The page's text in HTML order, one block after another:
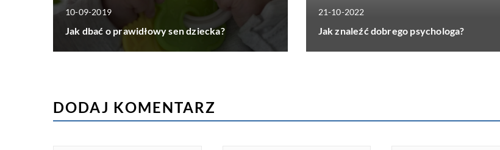
10-09-2019
Jak dbać o prawidłowy sen dziecka?
21-10-2022
Jak znaleźć dobrego psychologa?
DODAJ KOMENTARZ